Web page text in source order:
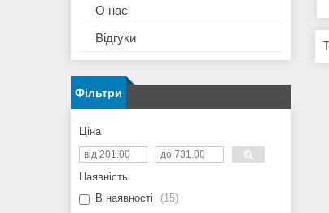
О нас
Відгуки
Фільтри
Ціна
Наявність
В наявності
15